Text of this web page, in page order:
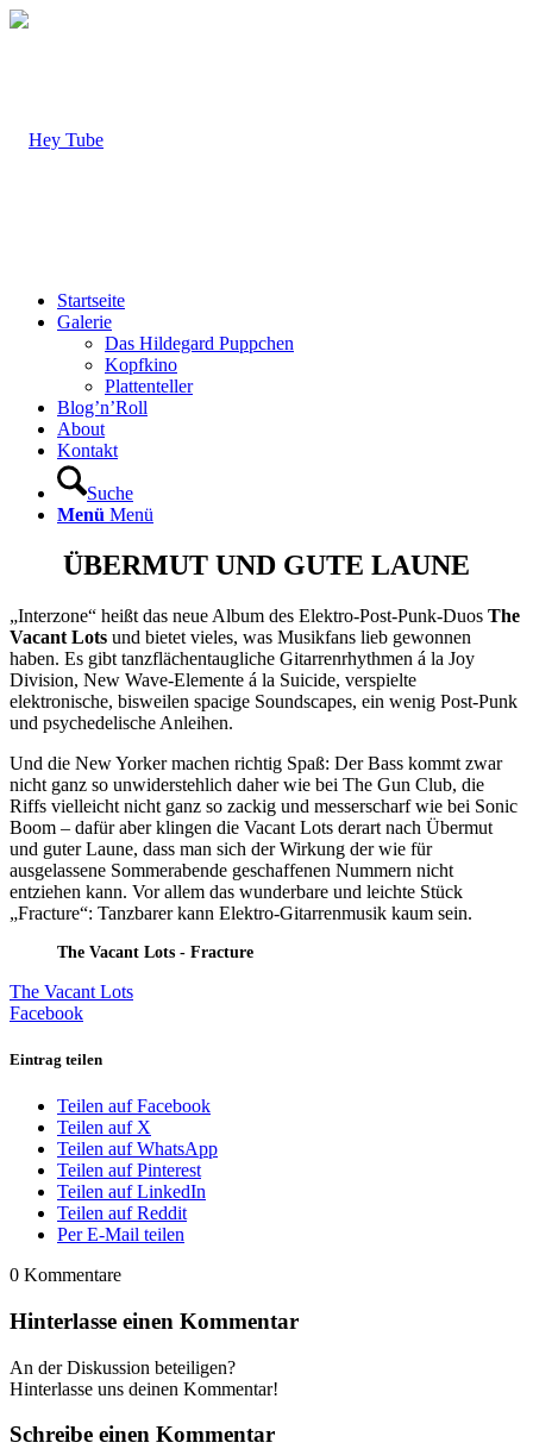
Startseite
Galerie
Das Hildegard Puppchen
Kopfkino
Plattenteller
Blog’n’Roll
About
Kontakt
Suche
Menü Menü
ÜBERMUT UND GUTE LAUNE
„Interzone“ heißt das neue Album des Elektro-Post-Punk-Duos The
Vacant Lots und bietet vieles, was Musikfans lieb gewonnen
haben. Es gibt tanzflächentaugliche Gitarrenrhythmen á la Joy
Division, New Wave-Elemente á la Suicide, verspielte
elektronische, bisweilen spacige Soundscapes, ein wenig Post-Punk
und psychedelische Anleihen.
Und die New Yorker machen richtig Spaß: Der Bass kommt zwar
nicht ganz so unwiderstehlich daher wie bei The Gun Club, die
Riffs vielleicht nicht ganz so zackig und messerscharf wie bei Sonic
Boom – dafür aber klingen die Vacant Lots derart nach Übermut
und guter Laune, dass man sich der Wirkung der wie für
ausgelassene Sommerabende geschaffenen Nummern nicht
entziehen kann. Vor allem das wunderbare und leichte Stück
„Fracture“: Tanzbarer kann Elektro-Gitarrenmusik kaum sein.
The Vacant Lots - Fracture
The Vacant Lots
Facebook
Eintrag teilen
Teilen auf Facebook
Teilen auf X
Teilen auf WhatsApp
Teilen auf Pinterest
Teilen auf LinkedIn
Teilen auf Reddit
Per E-Mail teilen
0 Kommentare
Hinterlasse einen Kommentar
An der Diskussion beteiligen?
Hinterlasse uns deinen Kommentar!
Schreibe einen Kommentar